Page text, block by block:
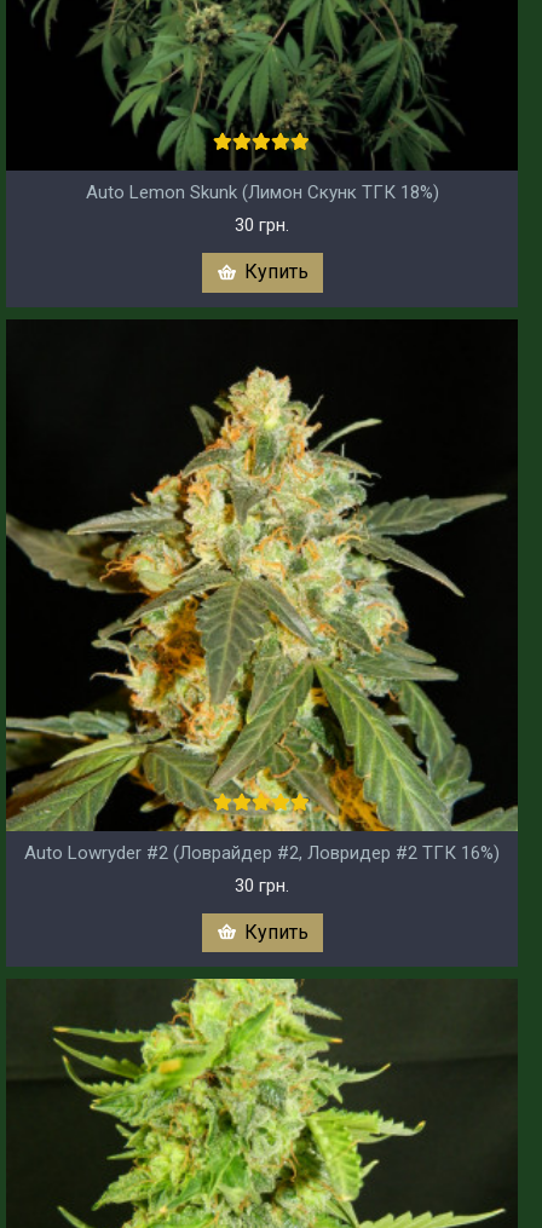
Auto Lemon Skunk (Лимон Скунк ТГК 18%)
30 грн.
Купить
Auto Lowryder #2 (Ловрайдер #2, Ловридер #2 ТГК 16%)
30 грн.
Купить